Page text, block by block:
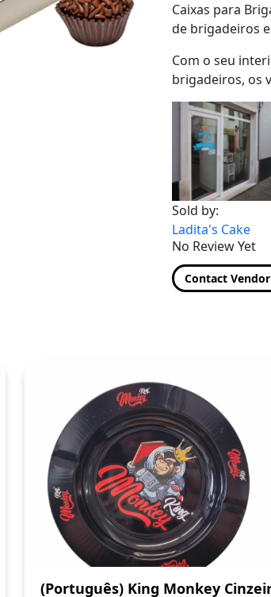
Caixas para
de brigadeiros
Com o seu
brigadeiros, os
Sold by:
Ladita's Cake
No Review Yet
Contact Vendor
(Português) King Monkey